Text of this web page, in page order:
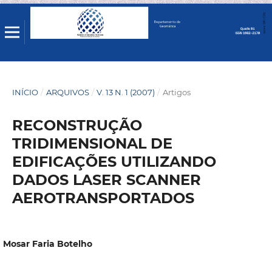
INÍCIO / ARQUIVOS / V. 13 N. 1 (2007) / Artigos
RECONSTRUÇÃO
TRIDIMENSIONAL DE
EDIFICAÇÕES UTILIZANDO
DADOS LASER SCANNER
AEROTRANSPORTADOS
Mosar Faria Botelho